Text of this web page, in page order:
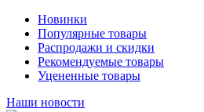
Новинки
Популярные товары
Распродажи и скидки
Рекомендуемые товары
Уцененные товары
Наши новости